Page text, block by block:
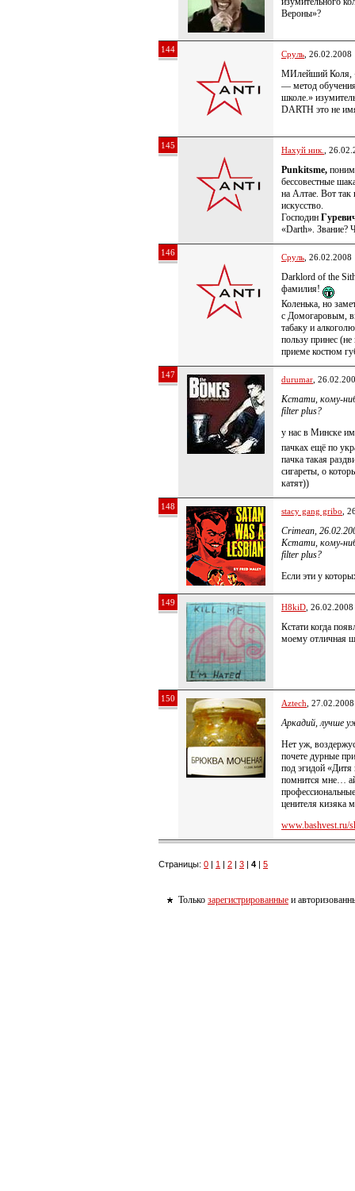
Вероны»?
144 Сруль ,
МИлейший Коля,
— метод
школе.»
DARTH это не
145 Нахуй ник. ,
Punkitsme,
бессовестные
на Алтае. Вот так
искусство.
Господин
«Darth». Звание?
146 Сруль ,
Darklord of the
фамилия!
Коленька, но
с Домогаровым,
табаку и
пользу принес (не
приеме костюм
147 durumar ,
Кстати, кому-
filter plus?
у нас в Минске
пачках ещё по
пачка такая
сигареты, о
катят))
148 stacy gang gribo ,
Crimean,
Кстати, кому-
filter plus?
Если эти у
149 H8kiD ,
Кстати когда
моему отличная
150 Aztech ,
Аркадий, лучше
Нет уж,
почете дурные
под эгидой
помнится мне…
ценителя кизяка
www.bashvest.ru/
Страницы: 0 | 1 | 2 | 3 | 4 | 5
Только зарегистрированные и